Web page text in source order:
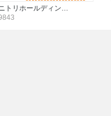
トリホールディン…